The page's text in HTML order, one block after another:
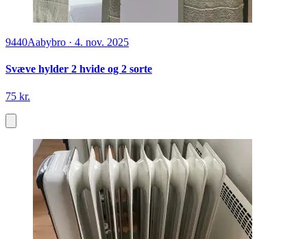
9440Aabybro · 4. nov. 2025
Svæve hylder 2 hvide og 2 sorte
75 kr.